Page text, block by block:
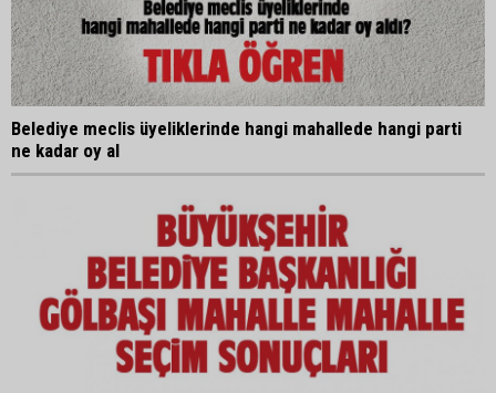
Belediye meclis üyeliklerinde hangi mahallede hangi parti
ne kadar oy al